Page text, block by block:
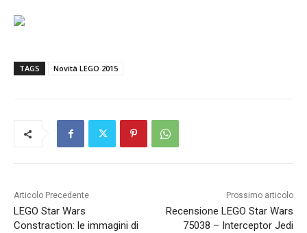
TAGS Novità LEGO 2015
Articolo Precedente
LEGO Star Wars
Constraction: le immagini di
Prossimo articolo
Recensione LEGO Star Wars
75038 – Interceptor Jedi